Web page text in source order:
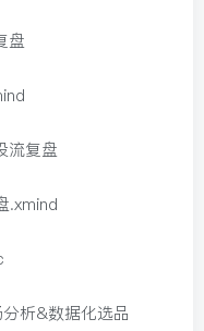
盘
流复盘
.xmind
析&数据化选品